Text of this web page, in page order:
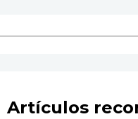
Artículos